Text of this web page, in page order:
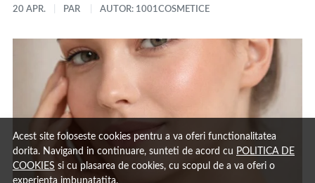
Acest site foloseste cookies pentru a va oferi functionalitatea
dorita. Navigand in continuare, sunteti de acord cu POLITICA DE
COOKIES si cu plasarea de cookies, cu scopul de a va oferi o
experienta imbunatatita.
20 APR.
PAR AUTOR: 1001COSMETICE